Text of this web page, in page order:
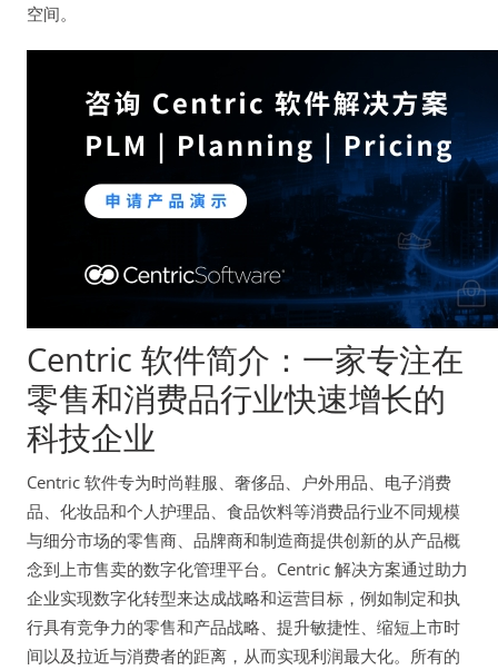
空间。
Centric 软件简介：一家专注在
零售和消费品行业快速增长的
科技企业
Centric 软件专为时尚鞋服、奢侈品、户外用品、电子消费
品、化妆品和个人护理品、食品饮料等消费品行业不同规模
与细分市场的零售商、品牌商和制造商提供创新的从产品概
念到上市售卖的数字化管理平台。Centric 解决方案通过助力
企业实现数字化转型来达成战略和运营目标，例如制定和执
行具有竞争力的零售和产品战略、提升敏捷性、缩短上市时
间以及拉近与消费者的距离，从而实现利润最大化。所有的